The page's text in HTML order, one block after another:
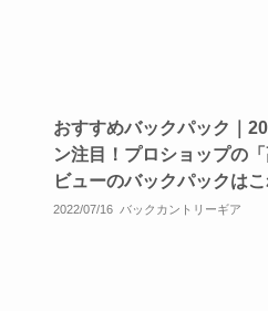
おすすめバックパック｜
ン注目！プロショップの
ビューのバックパックはこ
2022/07/16 バックカントリーギア